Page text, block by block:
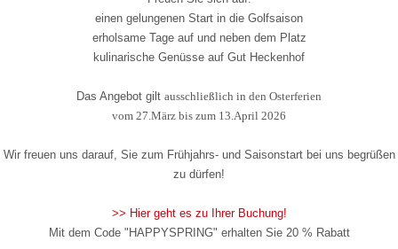
einen gelungenen Start in die Golfsaison
erholsame Tage auf und neben dem Platz
kulinarische Genüsse auf Gut Heckenhof
Das Angebot gilt ausschließlich in den Osterferien
vom 27.März bis zum 13.April 2026
Wir freuen uns darauf, Sie zum Frühjahrs- und Saisonstart bei uns begrüßen
zu dürfen!
>> Hier geht es zu Ihrer Buchung!
Mit dem Code "HAPPYSPRING" erhalten Sie 20 % Rabatt